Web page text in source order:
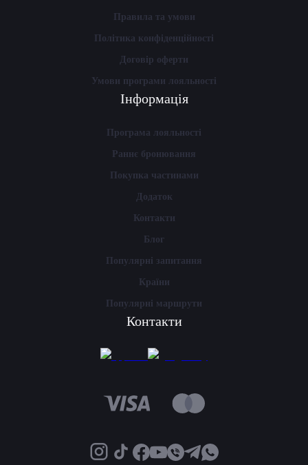
Правила та умови
Політика конфіденційності
Договір оферти
Умови програми лояльності
Інформація
Програма лояльності
Раннє бронювання
Покупка частинами
Додаток
Контакти
Блог
Популярні запитання
Країни
Популярні маршрути
Контакти